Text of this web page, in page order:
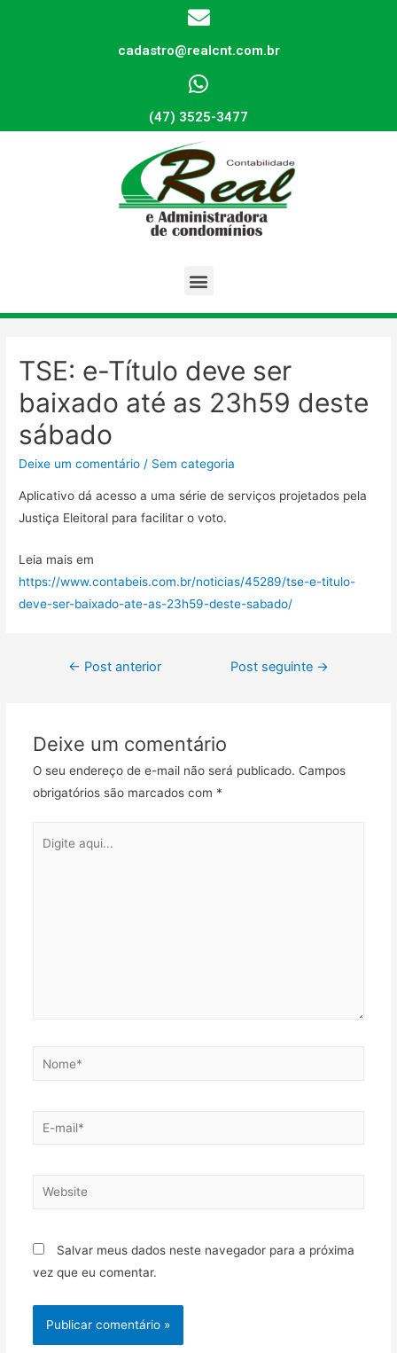
cadastro@realcnt.com.br
(47) 3525-3477
TSE: e-Título deve ser
baixado até as 23h59 deste
sábado
Deixe um comentário / Sem categoria
Aplicativo dá acesso a uma série de serviços projetados pela
Justiça Eleitoral para facilitar o voto.
Leia mais em
https://www.contabeis.com.br/noticias/45289/tse-e-titulo-
deve-ser-baixado-ate-as-23h59-deste-sabado/
← Post anterior Post seguinte →
Deixe um comentário
O seu endereço de e-mail não será publicado. Campos
obrigatórios são marcados com *
Salvar meus dados neste navegador para a próxima
vez que eu comentar.